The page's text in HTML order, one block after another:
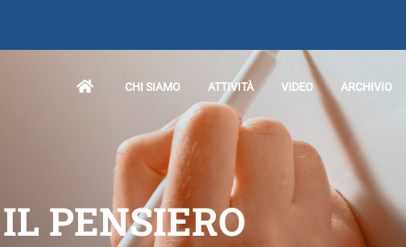
CHI SIAMO ATTIVITÀ VIDEO ARCHIVIO
PENSIERO